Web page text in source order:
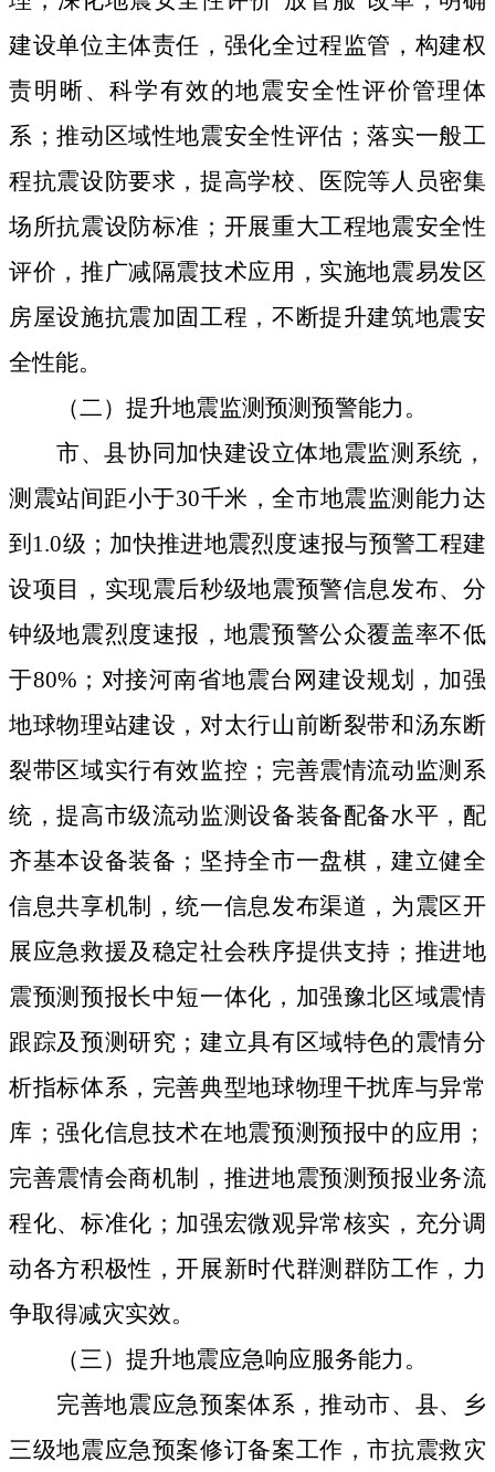
建设单位主体责任，强化全过程监管，构建权
责明晰、科学有效的地震安全性评价管理体
系；推动区域性地震安全性评估；落实一般工
程抗震设防要求，提高学校、医院等人员密集
场所抗震设防标准；开展重大工程地震安全性
评价，推广减隔震技术应用，实施地震易发区
房屋设施抗震加固工程，不断提升建筑地震安
全性能。
（二）提升地震监测预测预警能力。
市、县协同加快建设立体地震监测系统，
测震站间距小于30千米，全市地震监测能力达
到 1.0级；加快推进地震烈度速报与预警工程建
设项目，实现震后秒级地震预警信息发布、分
钟级地震烈度速报，地震预警公众覆盖率不低
于80% ；对接河南省地震台网建设规划，加强
地球物理站建设，对太行山前断裂带和汤东断
裂带区域实行有效监控；完善震情流动监测系
统，提高市级流动监测设备装备配备水平，配
齐基本设备装备；坚持全市一盘棋，建立健全
信息共享机制，统一信息发布渠道，为震区开
展应急救援及稳定社会秩序提供支持；推进地
震预测预报长中短一体化，加强豫北区域震情
跟踪及预测研究；建立具有区域特色的震情分
析指标体系，完善典型地球物理干扰库与异常
库；强化信息技术在地震预测预报中的应用；
完善震情会商机制，推进地震预测预报业务流
程化、标准化；加强宏微观异常核实，充分调
动各方积极性，开展新时代群测群防工作，力
争取得减灾实效。
（三）提升地震应急响应服务能力。
完善地震应急预案体系，推动市、县、乡
三级地震应急预案修订备案工作，市抗震救灾